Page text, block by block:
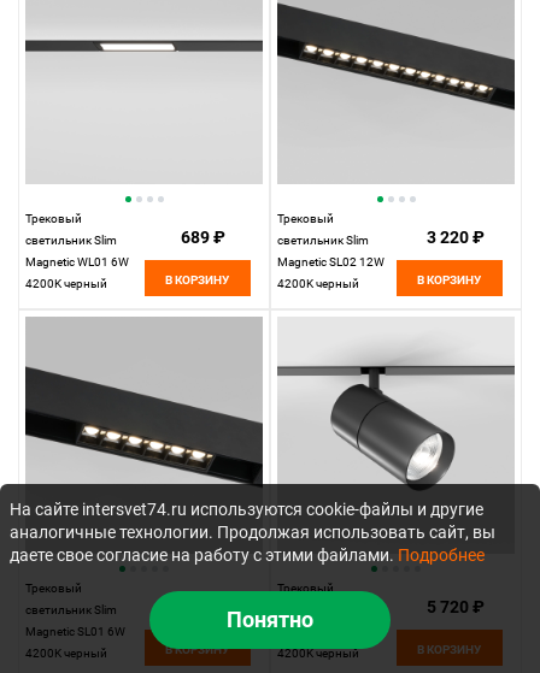
Трековый
светильник Slim
Magnetic WL01 6W
4200K черный
689 ₽
В КОРЗИНУ
Трековый
светильник Slim
Magnetic SL02 12W
4200K черный
3 220 ₽
В КОРЗИНУ
Трековый
светильник Slim
Magnetic SL01 6W
4200K черный
В КОРЗИНУ
Трековый
Magnetic R03 20W
4200K черный
5 720 ₽
В КОРЗИНУ
На сайте intersvet74.ru используются cookie-файлы и другие
аналогичные технологии. Продолжая использовать сайт, вы
даете свое согласие на работу с этими файлами. Подробнее
Понятно